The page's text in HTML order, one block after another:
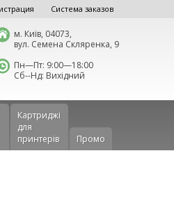
Система заказов
м. Київ, 04073,
вул. Семена Скляренка, 9
Пн—Пт: 9:00—18:00
Сб--Нд: Вихідний
Картриджі
для
принтерів
Промо